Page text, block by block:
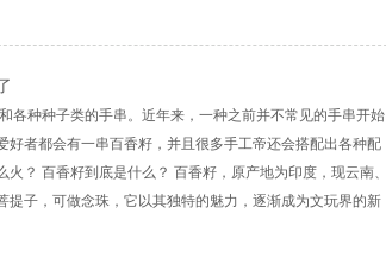
各种种子类的手串。近年来，一种之前并不常见的手串开始
者都会有一串百香籽，并且很多手工帝还会搭配出各种配
？ 百香籽到底是什么？ 百香籽，原产地为印度，现云南、
子，可做念珠，它以其独特的魅力，逐渐成为文玩界的新